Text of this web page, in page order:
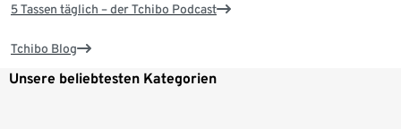
5 Tassen täglich – der Tchibo Podcast
Tchibo Blog
Unsere beliebtesten Kategorien